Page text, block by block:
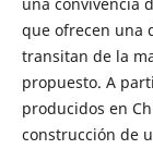
que ofrecen una
transitan de la
propuesto. A
producidos en
construcción de